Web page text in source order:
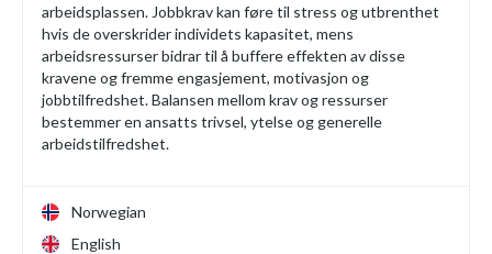
arbeidsplassen. Jobbkrav kan føre til stress og utbrenthet
hvis de overskrider individets kapasitet, mens
arbeidsressurser bidrar til å buffere effekten av disse
kravene og fremme engasjement, motivasjon og
jobbtilfredshet. Balansen mellom krav og ressurser
bestemmer en ansatts trivsel, ytelse og generelle
arbeidstilfredshet.
Norwegian
English